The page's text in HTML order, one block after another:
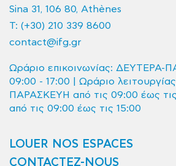
Sina 31, 106 80, Athènes
T: (+30) 210 339 8600
contact@ifg.gr
Ωράριο επικοινωνίας: ΔΕΥΤΕΡΑ-
09:00 - 17:00 | Ωράριο
ΠΑΡΑΣΚΕΥΗ από τις 09:00 έως
από τις 09:00 έως τις 15:00
LOUER NOS ESPACES
CONTACTEZ-NOUS